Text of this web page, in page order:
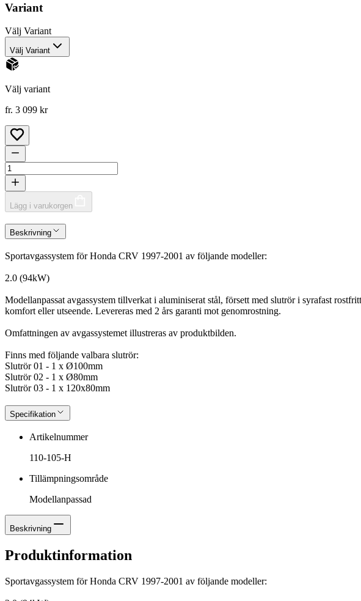
Variant
Välj Variant
Välj Variant
Välj variant
fr. 3 099 kr
Lägg i varukorgen
Beskrivning
Sportavgassystem för Honda CRV 1997-2001 av följande modeller:
2.0 (94kW)
Modellanpassat avgassystem tillverkat i aluminiserat stål, försett med slutrör i syrafast
komfort eller utseende. Levereras med 2 års garanti mot genomrostning.
Omfattningen av avgassystemet illustreras av produktbilden.
Finns med följande valbara slutrör:
Slutrör 01 - 1 x Ø100mm
Slutrör 02 - 1 x Ø80mm
Slutrör 03 - 1 x 120x80mm
Specifikation
Artikelnummer
110-105-H
Tillämpningsområde
Modellanpassad
Beskrivning
Produktinformation
Sportavgassystem för Honda CRV 1997-2001 av följande modeller: